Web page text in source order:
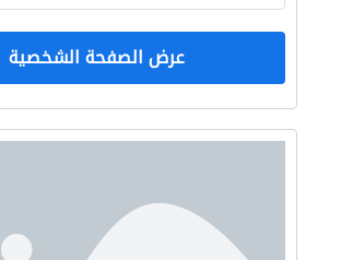
عرض الصفحة الشخصية